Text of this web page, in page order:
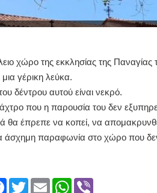
χώρο της εκκλησίας της
γέρικη λεύκα.
δέντρου αυτού είναι νεκρό.
που η παρουσία του δεν
θα έπρεπε να κοπεί, να
άσχημη παραφωνία στο χώρο που
Facebook
TwitterEmailWhatsApp
Viber